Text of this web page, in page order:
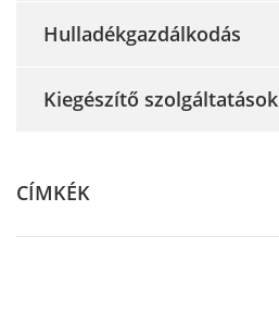
Hulladékgazdálkodás
Kiegészítő szolgáltatások
CÍMKÉK